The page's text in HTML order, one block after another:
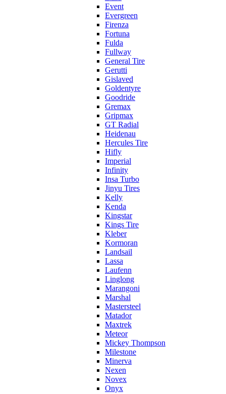
Event
Evergreen
Firenza
Fortuna
Fulda
Fullway
General Tire
Gerutti
Gislaved
Goldentyre
Goodride
Gremax
Gripmax
GT Radial
Heidenau
Hercules Tire
Hifly
Imperial
Infinity
Insa Turbo
Jinyu Tires
Kelly
Kenda
Kingstar
Kings Tire
Kleber
Kormoran
Landsail
Lassa
Laufenn
Linglong
Marangoni
Marshal
Mastersteel
Matador
Maxtrek
Meteor
Mickey Thompson
Milestone
Minerva
Nexen
Novex
Onyx